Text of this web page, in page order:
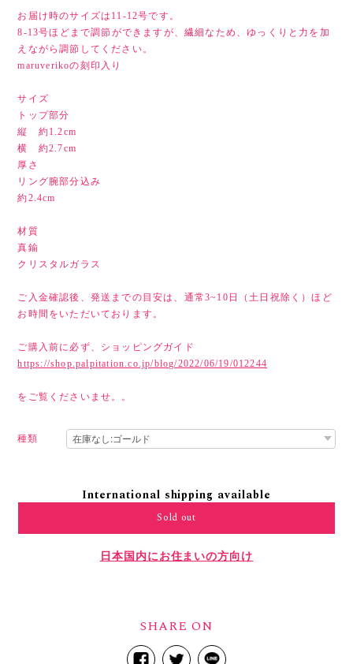
お届け時のサイズは11-12号です。
8-13号ほどまで調節ができますが、繊細なため、ゆっくりと力を加
えながら調節してください。
maruverikoの刻印入り
サイズ
トップ部分
縦 約1.2cm
横 約2.7cm
厚さ
リング腕部分込み
約2.4cm
材質
真鍮
クリスタルガラス
ご入金確認後、発送までの目安は、通常3~10日（土日祝除く）ほど
お時間をいただいております。
ご購入前に必ず、ショッピングガイド
https://shop.palpitation.co.jp/blog/2022/06/19/012244
をご覧くださいませ。。
種類
International shipping available
Sold out
日本国内にお住まいの方向け
SHARE ON